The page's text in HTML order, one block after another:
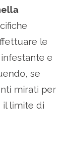
le
e
se
mirati per
limite di